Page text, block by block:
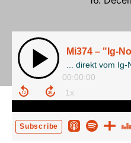
... direkt vom
00:00:00
Subscribe